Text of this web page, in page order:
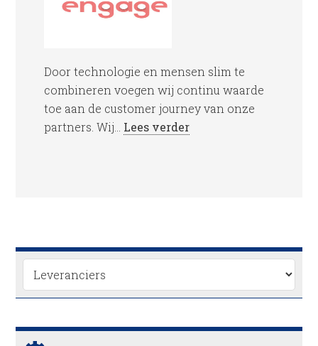
Door technologie en mensen slim te
combineren voegen wij continu waarde
toe aan de customer journey van onze
partners. Wij... Lees verder